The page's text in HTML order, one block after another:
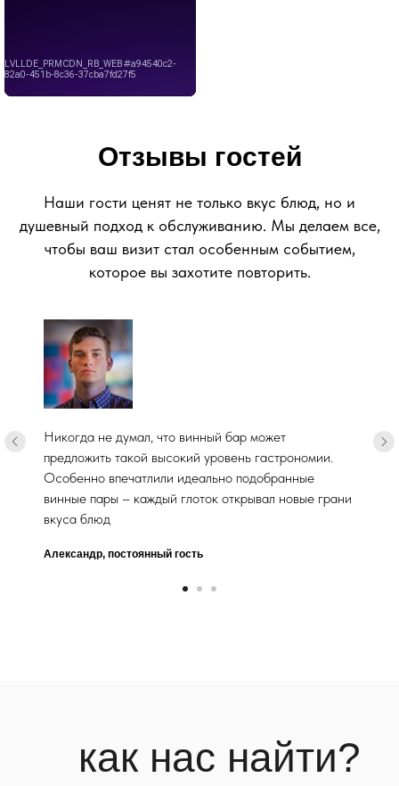
Отзывы гостей
Наши гости ценят не только вкус блюд, но и
душевный подход к обслуживанию. Мы делаем все,
чтобы ваш визит стал особенным событием,
которое вы захотите повторить.
Никогда не думал, что винный бар может
предложить такой высокий уровень гастрономии.
Особенно впечатлили идеально подобранные
винные пары – каждый глоток открывал новые грани
вкуса блюд
Александр, постоянный гость
как нас найти?